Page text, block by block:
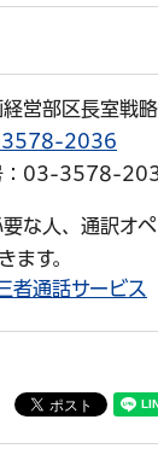
営部区長室戦
2036
：03-3578-
な人、通訳オ
ます。
者通話サービス